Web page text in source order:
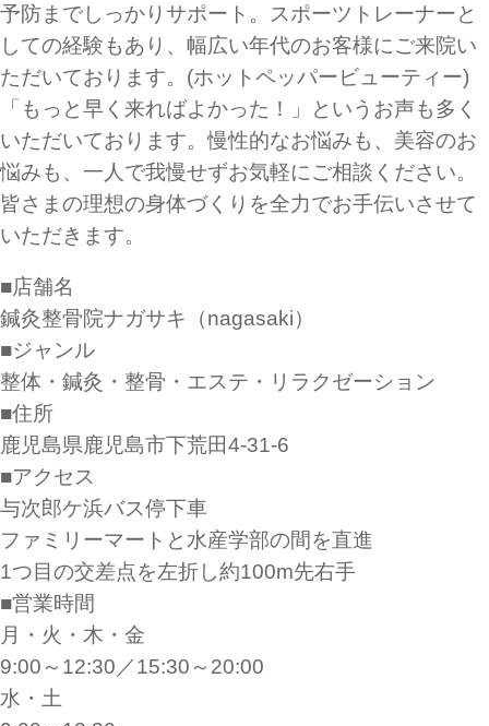
予防までしっかりサポート。スポーツトレーナーと
しての経験もあり、幅広い年代のお客様にご来院い
ただいております。(ホットペッパービューティー)
「もっと早く来ればよかった！」というお声も多く
いただいております。慢性的なお悩みも、美容のお
悩みも、一人で我慢せずお気軽にご相談ください。
皆さまの理想の身体づくりを全力でお手伝いさせて
いただきます。
■店舗名
鍼灸整骨院ナガサキ（nagasaki）
■ジャンル
整体・鍼灸・整骨・エステ・リラクゼーション
■住所
鹿児島県鹿児島市下荒田4-31-6
■アクセス
与次郎ケ浜バス停下車
ファミリーマートと水産学部の間を直進
1つ目の交差点を左折し約100m先右手
■営業時間
月・火・木・金
9:00～12:30／15:30～20:00
水・土